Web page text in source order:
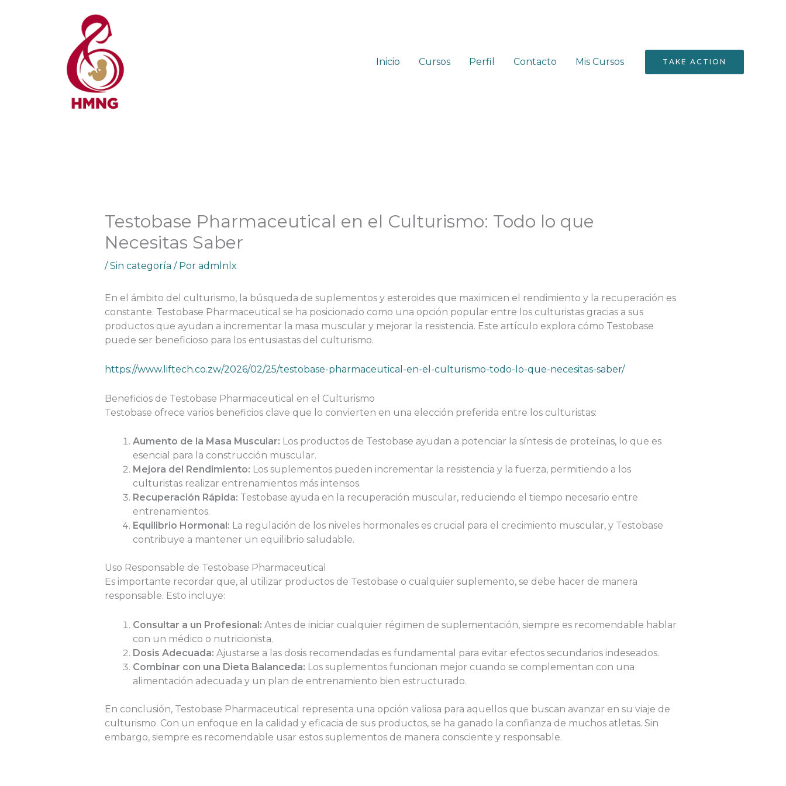
Inicio Cursos Perfil Contacto Mis Cursos TAKE ACTION
Testobase Pharmaceutical en el Culturismo: Todo lo que
Necesitas Saber
/Sin categoría / Por admlnlx
En el ámbito del culturismo, la búsqueda de suplementos y esteroides que maximicen el rendimiento y la recuperación es
constante. Testobase Pharmaceutical se ha posicionado como una opción popular entre los culturistas gracias a sus
productos que ayudan a incrementar la masa muscular y mejorar la resistencia. Este artículo explora cómo Testobase
puede ser beneficioso para los entusiastas del culturismo.
https://www.liftech.co.zw/2026/02/25/testobase-pharmaceutical-en-el-culturismo-todo-lo-que-necesitas-saber/
Beneficios de Testobase Pharmaceutical en el Culturismo
Testobase ofrece varios beneficios clave que lo convierten en una elección preferida entre los culturistas:
Aumento de la Masa Muscular: Los productos de Testobase ayudan a potenciar la síntesis de proteínas, lo que es
esencial para la construcción muscular.
Mejora del Rendimiento: Los suplementos pueden incrementar la resistencia y la fuerza, permitiendo a los
culturistas realizar entrenamientos más intensos.
Recuperación Rápida: Testobase ayuda en la recuperación muscular, reduciendo el tiempo necesario entre
entrenamientos.
Equilibrio Hormonal: La regulación de los niveles hormonales es crucial para el crecimiento muscular, y Testobase
contribuye a mantener un equilibrio saludable.
Uso Responsable de Testobase Pharmaceutical
Es importante recordar que, al utilizar productos de Testobase o cualquier suplemento, se debe hacer de manera
responsable. Esto incluye:
Consultar a un Profesional: Antes de iniciar cualquier régimen de suplementación, siempre es recomendable hablar
con un médico o nutricionista.
Dosis Adecuada: Ajustarse a las dosis recomendadas es fundamental para evitar efectos secundarios indeseados.
Combinar con una Dieta Balanceda: Los suplementos funcionan mejor cuando se complementan con una
alimentación adecuada y un plan de entrenamiento bien estructurado.
En conclusión, Testobase Pharmaceutical representa una opción valiosa para aquellos que buscan avanzar en su viaje de
culturismo. Con un enfoque en la calidad y eficacia de sus productos, se ha ganado la confianza de muchos atletas. Sin
embargo, siempre es recomendable usar estos suplementos de manera consciente y responsable.